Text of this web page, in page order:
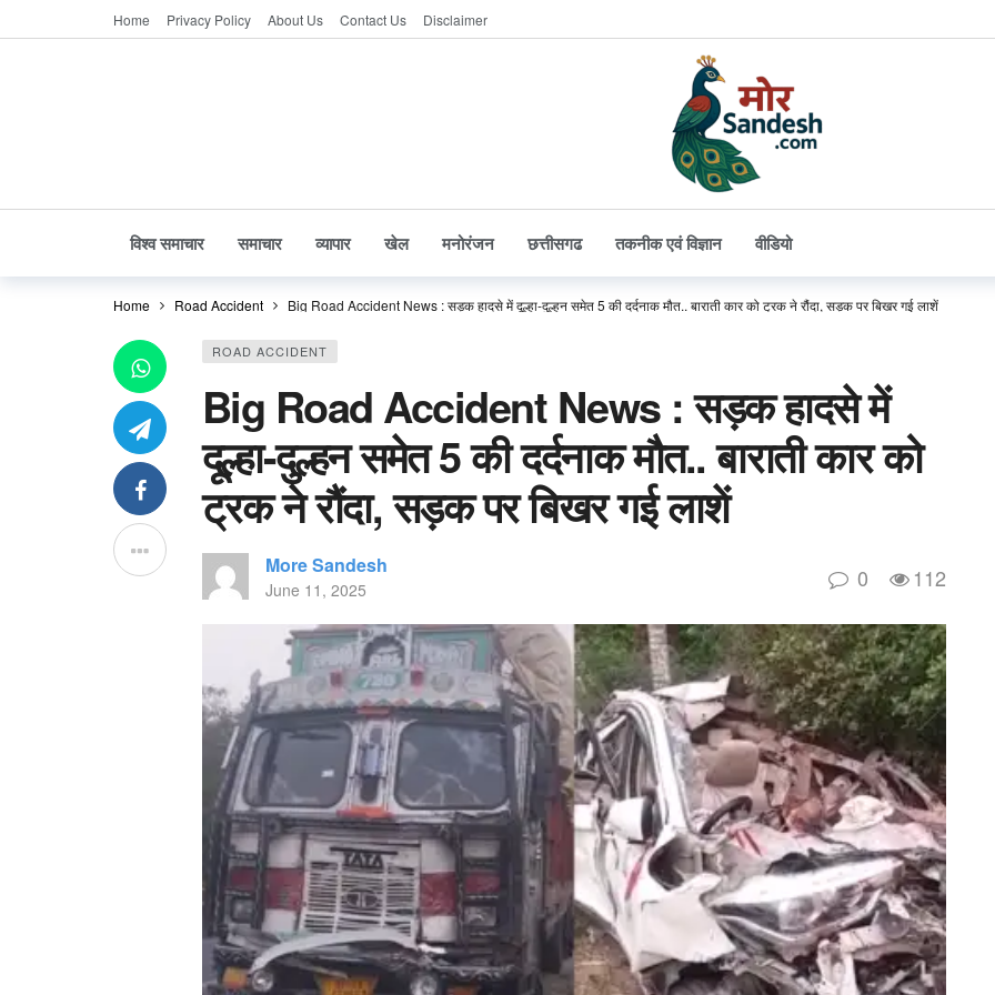
Home Privacy Policy About Us Contact Us Disclaimer
विश्व समाचार समाचार व्यापार खेल मनोरंजन छत्तीसगढ तकनीक एवं विज्ञान वीडियो
Home Road Accident Big Road Accident News : सड़क हादसे में दूल्हा-दुल्हन समेत 5 की दर्दनाक मौत.. बाराती कार को ट्रक ने रौंदा, सड़क पर बिखर गई लाशें
ROAD ACCIDENT
Big Road Accident News : सड़क हादसे में
दूल्हा-दुल्हन समेत 5 की दर्दनाक मौत.. बाराती कार को
ट्रक ने रौंदा, सड़क पर बिखर गई लाशें
More Sandesh
June 11, 2025 0 112